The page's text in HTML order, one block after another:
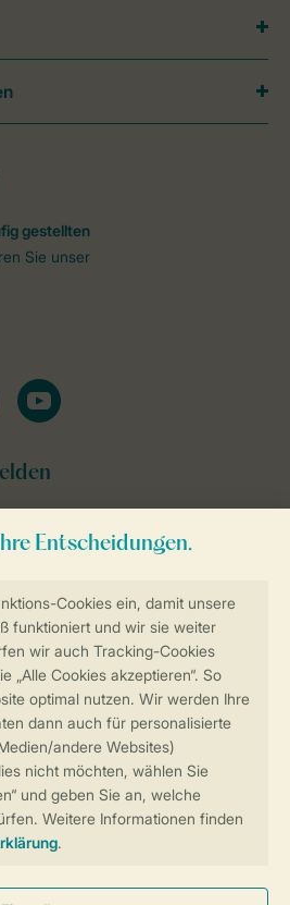
Deiner Privatsphäre
Online-Buchung
gestellten
Sie unser
youtube